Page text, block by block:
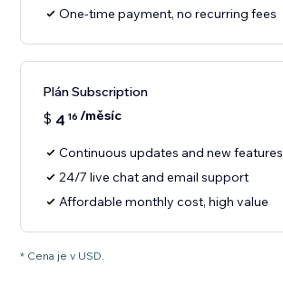
One-time payment, no recurring fees
Plán Subscription
$ 4 16 /měsíc
Continuous updates and new features
24/7 live chat and email support
Affordable monthly cost, high value
* Cena je v USD.